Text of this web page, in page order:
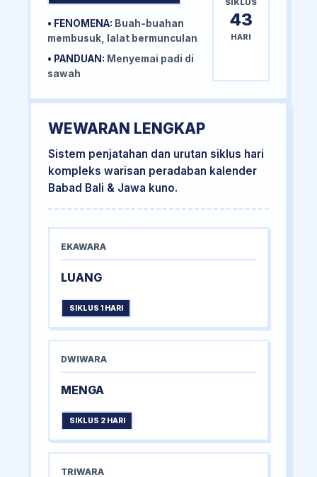
• FENOMENA: Buah-buahan
membusuk, lalat bermunculan
• PANDUAN: Menyemai padi di
sawah
SIKLUS
43
HARI
WEWARAN LENGKAP
Sistem penjatahan dan urutan siklus hari
kompleks warisan peradaban kalender
Babad Bali & Jawa kuno.
EKAWARA
LUANG
SIKLUS 1 HARI
DWIWARA
MENGA
SIKLUS 2 HARI
TRIWARA